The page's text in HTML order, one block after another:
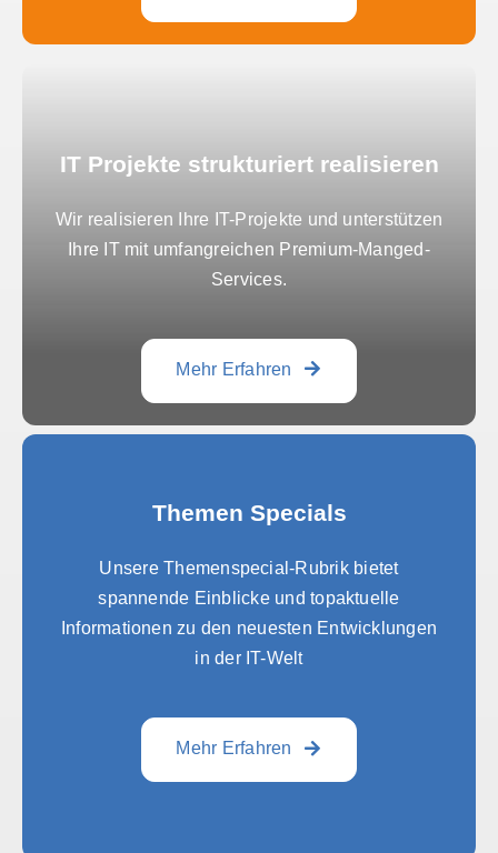
IT Projekte strukturiert realisieren
Wir realisieren Ihre IT-Projekte und unterstützen
Ihre IT mit umfangreichen Premium-Manged-
Services.
Mehr Erfahren
Themen Specials
Unsere Themenspecial-Rubrik bietet
spannende Einblicke und topaktuelle
Informationen zu den neuesten Entwicklungen
in der IT-Welt
Mehr Erfahren